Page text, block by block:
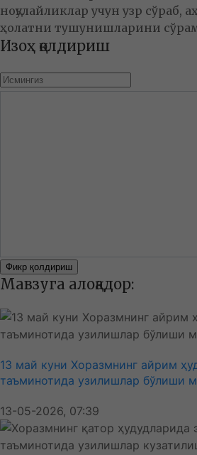
ноқулайликлар учун узр сўраб,
ҳолатни тушунишларини
Изоҳ қолдириш
Фикр қолдириш
Мавзуга алоқадор:
13 май куни Хоразмнинг айрим
таъминотида узилишлар бўлиши
13-05-2026, 07:39